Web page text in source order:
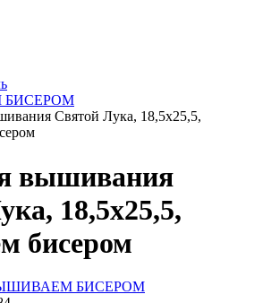
Святой Лука, 18,5x25,5,
вышивания
18,5x25,5,
бисером
БИСЕРОМ